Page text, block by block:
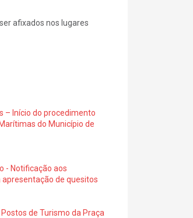
afixados nos lugares
– Início do procedimento
do Município de
- Notificação aos
de quesitos
de Turismo da Praça